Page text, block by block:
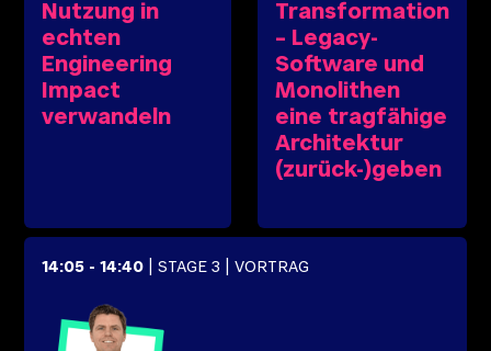
Nutzung in
echten
Engineering
Impact
verwandeln
Transformation
– Legacy-
Software und
Monolithen
eine tragfähige
Architektur
(zurück-)geben
14:05 -14:40 | STAGE 3 | VORTRAG